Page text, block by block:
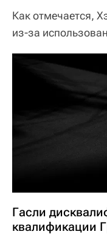
Как отмечается,
из-за
Гасли
квалификации